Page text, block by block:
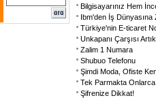
Bilgisayarınız Hem
Ibm'den İş Dünyasına
Türkiye'nin E-ticaret
Unkapanı Çarşısı
Zalim 1 Numara
Shubuo Telefonu
Şimdi Moda, Ofiste
Tek Parmakta Onlarca
Şifrenize Dikkat!